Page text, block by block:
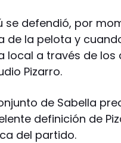
se defendió, por
de la pelota y
local a través de los
Pizarro.
de Sabella
definición de
del partido.